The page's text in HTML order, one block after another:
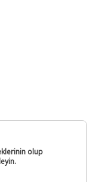
olup